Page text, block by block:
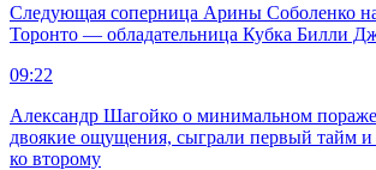
Следующая соперница Арины Соболенко
Торонто — обладательница Кубка Билли
09:22
Александр Шагойко о минимальном
двоякие ощущения, сыграли первый тайм и
ко второму